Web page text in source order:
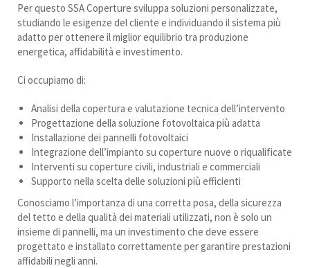
Per questo SSA Coperture sviluppa soluzioni personalizzate,
studiando le esigenze del cliente e individuando il sistema più
adatto per ottenere il miglior equilibrio tra produzione
energetica, affidabilità e investimento.
Ci occupiamo di:
Analisi della copertura e valutazione tecnica dell’intervento
Progettazione della soluzione fotovoltaica più adatta
Installazione dei pannelli fotovoltaici
Integrazione dell’impianto su coperture nuove o riqualificate
Interventi su coperture civili, industriali e commerciali
Supporto nella scelta delle soluzioni più efficienti
Conosciamo l’importanza di una corretta posa, della sicurezza
del tetto e della qualità dei materiali utilizzati, non è solo un
insieme di pannelli, ma un investimento che deve essere
progettato e installato correttamente per garantire prestazioni
affidabili negli anni.